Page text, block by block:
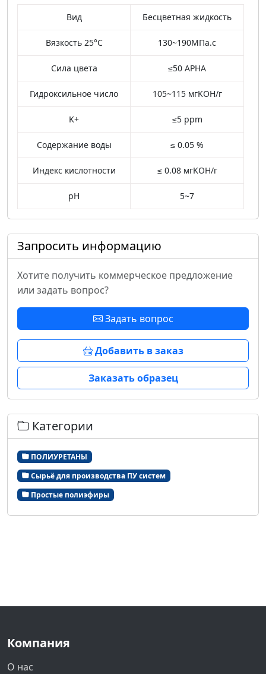
Вид Бесцветная жидкость
Вязкость 25°C 130~190МПа.с
Сила цвета ≤50 APHA
Гидроксильное число 105~115 мгKOH/г
K+ ≤5 ppm
Содержание воды ≤ 0.05 %
Индекс кислотности ≤ 0.08 мгKOH/г
pH 5~7
Запросить информацию
Хотите получить коммерческое предложение
или задать вопрос?
Задать вопрос
Добавить в заказ
Заказать образец
Категории
ПОЛИУРЕТАНЫ
Сырьё для производства ПУ систем
Простые полиэфиры
Компания
О нас